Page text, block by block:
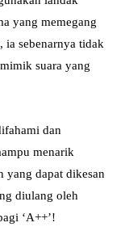
yang memegang
ia sebenarnya tidak
suara yang
dan
menarik
yang dapat dikesan
diulang oleh
‘A++’!